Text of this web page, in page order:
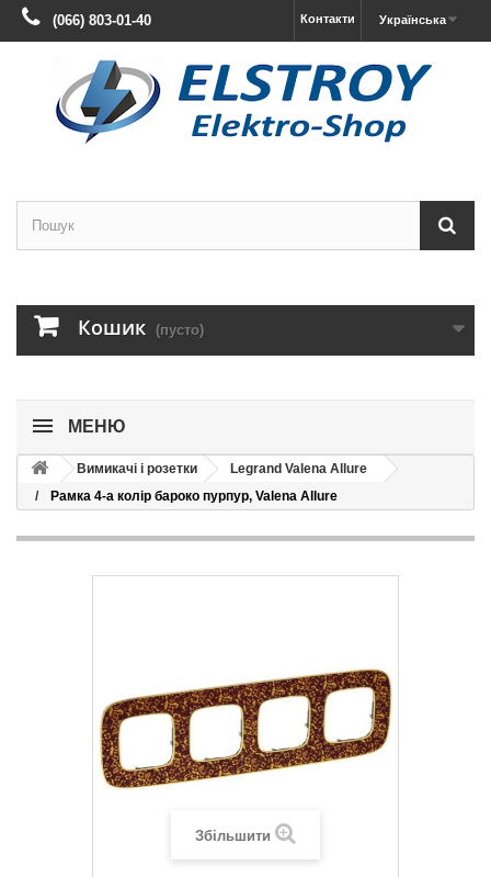
Українська
Контакти
(066) 803-01-40
Кошик (пусто)
МЕНЮ
Вимикачі і розетки
Legrand Valena Allure
Рамка 4-а колір бароко пурпур, Valena Allure
Збільшити